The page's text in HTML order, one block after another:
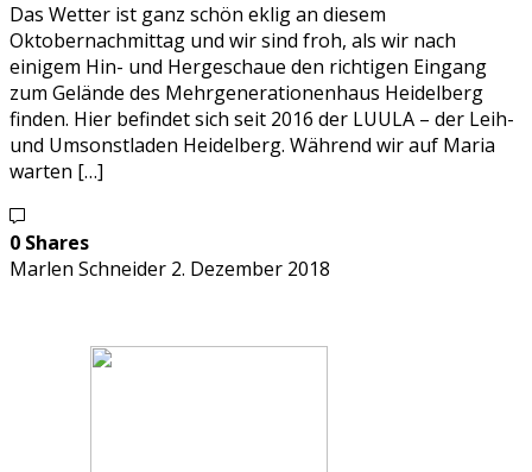
Das Wetter ist ganz schön eklig an diesem
Oktobernachmittag und wir sind froh, als wir nach
einigem Hin- und Hergeschaue den richtigen Eingang
zum Gelände des Mehrgenerationenhaus Heidelberg
finden. Hier befindet sich seit 2016 der LUULA – der Leih-
und Umsonstladen Heidelberg. Während wir auf Maria
warten […]
0 Shares
Marlen Schneider 2. Dezember 2018